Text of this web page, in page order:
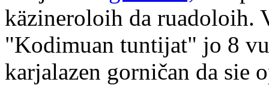
käzineroloih da ruadoloih.
"Kodimuan tuntijat" jo 8
karjalazen gorničan da sie